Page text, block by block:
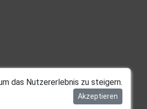
das Nutzererlebnis zu steigern.
Akzeptieren